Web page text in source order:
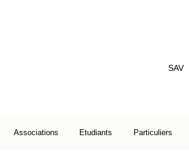
SAV
Associations Etudiants Particuliers